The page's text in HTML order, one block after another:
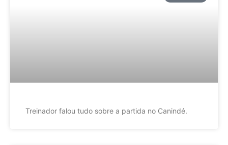
Treinador falou tudo sobre a partida no Canindé.